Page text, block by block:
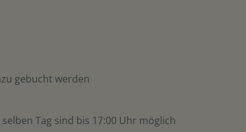
gebucht werden
Tag sind bis 17:00 Uhr möglich